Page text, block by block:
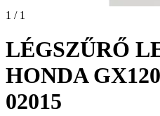
1 / 1
LÉGSZŰRŐ
HONDA
02015